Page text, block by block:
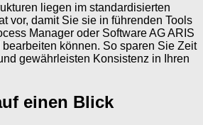
liegen im standardisierten
vor, damit Sie sie in führenden Tools
Manager oder Software AG ARIS
können. So sparen Sie Zeit
gewährleisten Konsistenz in Ihren
einen Blick